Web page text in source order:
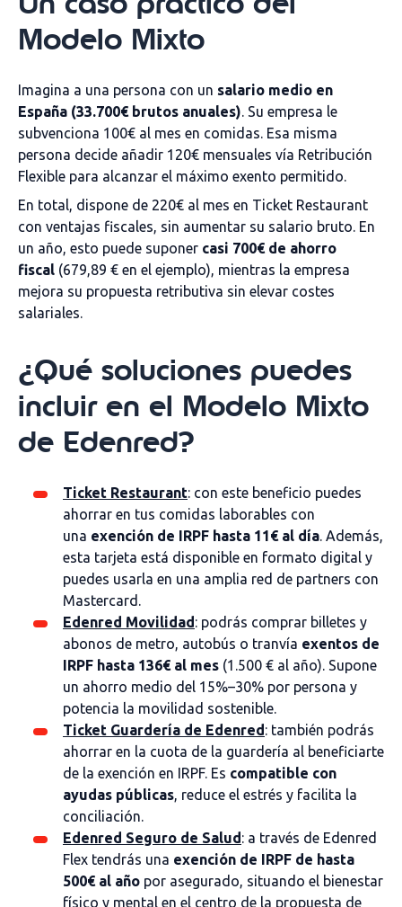
Modelo Mixto
Imagina a una persona con un salario medio en
España (33.700€ brutos anuales). Su empresa le
subvenciona 100€ al mes en comidas. Esa misma
persona decide añadir 120€ mensuales vía Retribución
Flexible para alcanzar el máximo exento permitido.
En total, dispone de 220€ al mes en Ticket Restaurant
con ventajas fiscales, sin aumentar su salario bruto. En
un año, esto puede suponer casi 700€ de ahorro
fiscal (679,89 € en el ejemplo), mientras la empresa
mejora su propuesta retributiva sin elevar costes
salariales.
¿Qué soluciones puedes
incluir en el Modelo Mixto
de Edenred?
Ticket Restaurant: con este beneficio puedes
ahorrar en tus comidas laborables con
una exención de IRPF hasta 11€ al día. Además,
esta tarjeta está disponible en formato digital y
puedes usarla en una amplia red de partners con
Mastercard.
Edenred Movilidad: podrás comprar billetes y
abonos de metro, autobús o tranvía exentos de
IRPF hasta 136€ al mes (1.500 € al año). Supone
un ahorro medio del 15%–30% por persona y
potencia la movilidad sostenible.
Ticket Guardería de Edenred: también podrás
ahorrar en la cuota de la guardería al beneficiarte
de la exención en IRPF. Es compatible con
ayudas públicas, reduce el estrés y facilita la
conciliación.
Edenred Seguro de Salud: a través de Edenred
Flex tendrás una exención de IRPF de hasta
500€ al año por asegurado, situando el bienestar
físico y mental en el centro de la propuesta de